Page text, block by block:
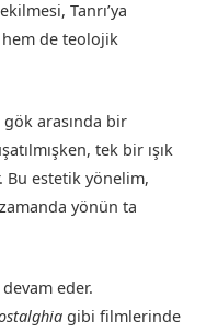
Tanrı’ya
de teolojik
gök arasında bir
tek bir ışık
Bu estetik yönelim,
zamanda yönün ta
eder.
gibi filmlerinde